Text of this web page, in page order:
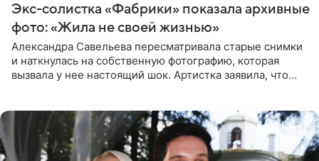
Экс-солистка «Фабрики» показала архивные
фото: «Жила не своей жизнью»
Александра Савельева пересматривала старые снимки
и наткнулась на собственную фотографию, которая
вызвала у нее настоящий шок. Артистка заявила, что